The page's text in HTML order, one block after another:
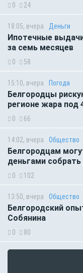
0 24
18:05, вчера Деньги
Ипотечные
за семь месяцев
0 58
15:10, вчера Погода
Белгородцы
регионе жара под
0 66
14:02, вчера Общество
Белгородцам
деньгами
0 102
13:50, вчера Общество
Белгородский
Собянина
0 80